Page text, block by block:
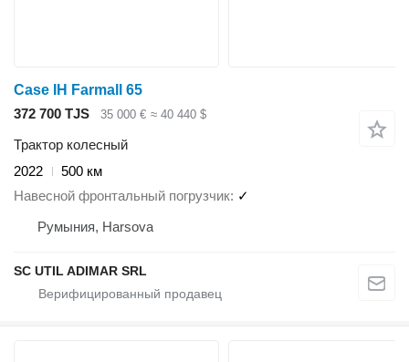
Case IH Farmall 65
372 700 TJS
35 000 € ≈ 40 440 $
Трактор колесный
2022
500 км
Навесной фронтальный погрузчик ✓
Румыния, Harsova
SC UTIL ADIMAR SRL